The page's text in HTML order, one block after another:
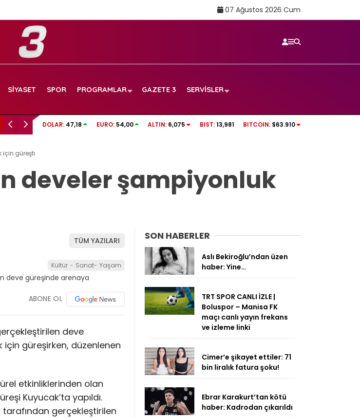
07 Ağustos 2026 Cum
SIYASET SPOR PROGRAMLAR GAZETE 3 SERVISLER
TRT SPOR CANLI İZLE | Boluspor – Manisa FK maçı canlı yayın
Aslı Bekiroğlu’ndan üzen haber: Yine…
DOLAR: 47,18 EURO: 54,00 ALTIN: 6,075 BIST: 13,981 BITCOIN: $63.910
için güreşti
develer şampiyonluk
TÜM YAZILARI
Kültür - Sanat- Yaşam
ABONE OL
deve
güreşirken, düzenlenen
etkinliklerinden olan
Kuyucak’ta yapıldı.
tarafından gerçekleştirilen
SON HABERLER
Aslı Bekiroğlu’ndan üzen
haber: Yine…
TRT SPOR CANLI İZLE |
Boluspor – Manisa FK
maçı canlı yayın frekans
ve izleme linki
Cimer’e şikayet ettiler: 71
bin liralık fatura şoku!
Ebrar Karakurt’tan kötü
haber: Kadrodan çıkarıldı